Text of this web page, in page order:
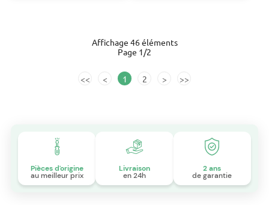
Affichage 46 éléments
Page 1/2
<< < 1 2 > >>
Pièces d'origine
au meilleur prix
Livraison
en 24h
2 ans
de garantie